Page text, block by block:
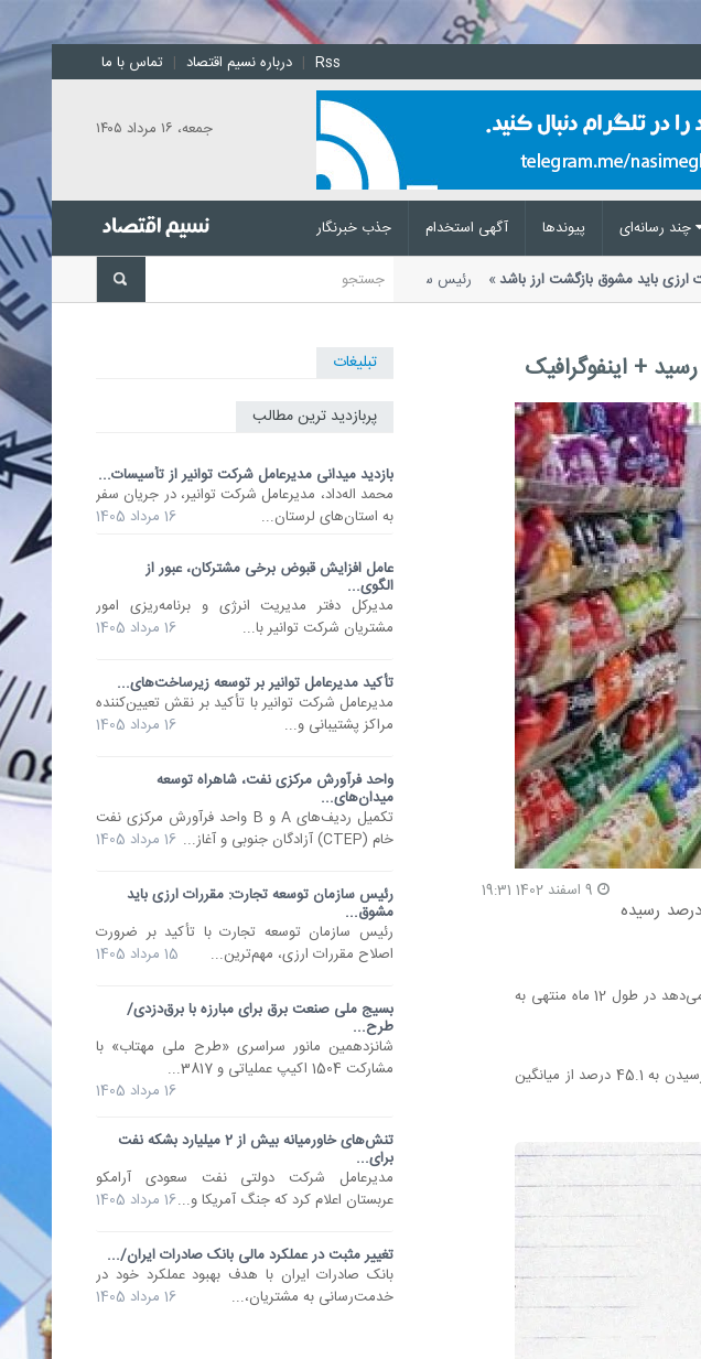
تماس با ما | درباره نسیم اقتصاد | Rss
جمعه، ۱۶ مرداد ۱۴۰۵
جذب خبرنگار آگهی استخدام پیوند‌ها
ارزی باید مشوق بازگشت ارز باشد
رئیس سازمان توسعه تجارت با
ارزی،...
تبلیغات
پربازدید ترین مطالب
بازدید میدانی مدیرعامل شرکت توانیر از تأسیسات...
محمد اله‌داد، مدیرعامل شرکت توانیر، در جریان سفر
به استان‌های لرستان...
16 مرداد 1405
عامل افزایش قبوض برخی مشترکان، عبور از
الگوی...
مدیرکل دفتر مدیریت انرژی و برنامه‌ریزی امور
مشتریان شرکت توانیر با...
16 مرداد 1405
تأکید مدیرعامل توانیر بر توسعه زیرساخت‌های...
مدیرعامل شرکت توانیر با تأکید بر نقش تعیین‌کننده
مراکز پشتیبانی و...
16 مرداد 1405
واحد فرآورش مرکزی نفت، شاهراه توسعه
میدان‌های...
تکمیل ردیف‌های A و B واحد فرآورش مرکزی نفت
خام (CTEP) آزادگان جنوبی و آغاز...
16 مرداد 1405
رئیس سازمان توسعه تجارت: مقررات ارزی باید
مشوق...
رئیس سازمان توسعه تجارت با تأکید بر ضرورت
اصلاح مقررات ارزی، مهم‌ترین...
15 مرداد 1405
بسیج ملی صنعت برق برای مبارزه با برق‌دزدی/
طرح...
شانزدهمین مانور سراسری «طرح ملی مهتاب» با
مشارکت 1504 اکیپ عملیاتی و 3817...
16 مرداد 1405
تنش‌های خاورمیانه بیش از 2 میلیارد بشکه نفت
برای...
مدیرعامل شرکت دولتی نفت سعودی آرامکو
عربستان اعلام کرد که جنگ آمریکا و...16 مرداد 1405
تغییر مثبت در عملکرد مالی بانک صادرات ایران/...
​بانک صادرات ایران با هدف بهبود عملکرد خود در
خدمت‌رسانی به مشتریان،...
16 مرداد 1405
آمار ایران نشان می‌دهد که تورم خوراکی‌ها و آشامیدنی‌ها در بهمن 1402 به 45.1 درصد رسیده
، مرکز آمار ایران در هفته جاری شاخص قیمت مصرف‌کننده را در بهمن ماه منتشر کرد که نشان می‌دهد در طول 12 ماه منتهی به
تجارت نیوز در گزارشی نوشت:تورم مواد غذایی بین 22 تا 93 درصد به ثبت رسیده تا میانگین تورم سالانه این گروه با رسیدن به 45.1 درصد از میانگین